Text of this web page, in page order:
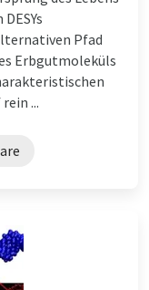
Pfad
Erbgutmoleküls
...